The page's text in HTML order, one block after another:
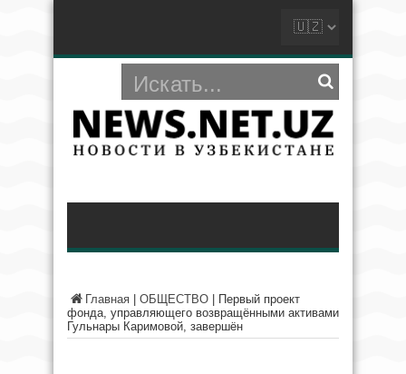
Главная ОБЩЕСТВО
Первый проект
фонда, управляющего возвращёнными активами
Гульнары Каримовой, завершён